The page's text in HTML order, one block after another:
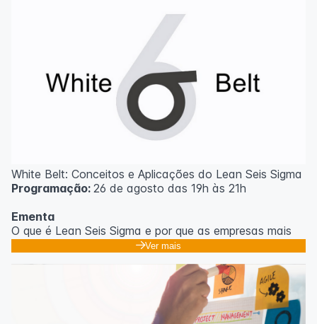
White Belt: Conceitos e Aplicações do Lean Seis Sigma
Programação: 26 de agosto das 19h às 21h
Ementa
O que é Lean Seis Sigma e por que as empresas mais
eficientes do mundo usam;
Introdução ao DMAIC: o roteiro para resolver
Ferramentas essenciais: 5 Porquês, Ishikawa e voz do
Ver mais